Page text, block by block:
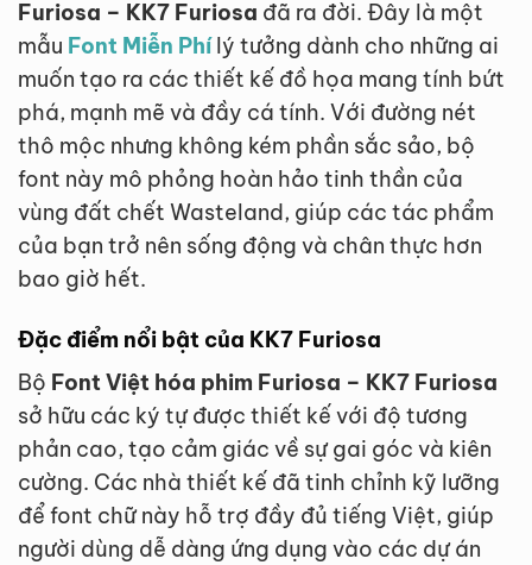
Furiosa – KK7 Furiosa đã ra đời. Đây là một
mẫu Font Miễn Phílý tưởng dành cho những ai
muốn tạo ra các thiết kế đồ họa mang tính bứt
phá, mạnh mẽ và đầy cá tính. Với đường nét
thô mộc nhưng không kém phần sắc sảo, bộ
font này mô phỏng hoàn hảo tinh thần của
vùng đất chết Wasteland, giúp các tác phẩm
của bạn trở nên sống động và chân thực hơn
bao giờ hết.
Đặc điểm nổi bật của KK7 Furiosa
Bộ Font Việt hóa phim Furiosa – KK7 Furiosa
sở hữu các ký tự được thiết kế với độ tương
phản cao, tạo cảm giác về sự gai góc và kiên
cường. Các nhà thiết kế đã tinh chỉnh kỹ lưỡng
để font chữ này hỗ trợ đầy đủ tiếng Việt, giúp
người dùng dễ dàng ứng dụng vào các dự án